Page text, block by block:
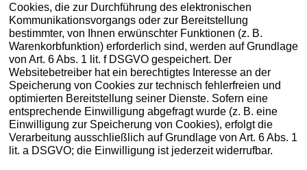
Cookies, die zur Durchführung des elektronischen
Kommunikationsvorgangs oder zur Bereitstellung
bestimmter, von Ihnen erwünschter Funktionen (z. B.
Warenkorbfunktion) erforderlich sind, werden auf Grundlage
von Art. 6 Abs. 1 lit. f DSGVO gespeichert. Der
Websitebetreiber hat ein berechtigtes Interesse an der
Speicherung von Cookies zur technisch fehlerfreien und
optimierten Bereitstellung seiner Dienste. Sofern eine
entsprechende Einwilligung abgefragt wurde (z. B. eine
Einwilligung zur Speicherung von Cookies), erfolgt die
Verarbeitung ausschließlich auf Grundlage von Art. 6 Abs. 1
lit. a DSGVO; die Einwilligung ist jederzeit widerrufbar.